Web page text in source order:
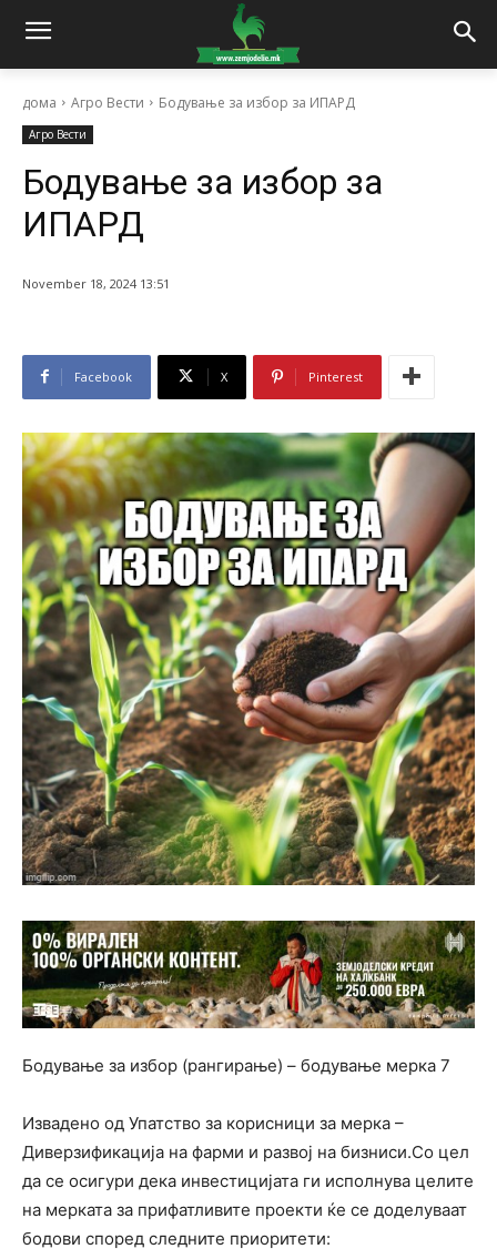
дома Агро Вести Бодување за избор за ИПАРД
Агро Вести
Бодување за избор за
ИПАРД
November 18, 2024 13:51
Facebook X Pinterest
Бодување за избор (рангирање) – бодување мерка 7
Извадено од Упатство за корисници за мерка –
Диверзификација на фарми и развој на бизниси.Со цел
да се осигури дека инвестицијата ги исполнува целите
на мерката за прифатливите проекти ќе се доделуваат
бодови според следните приоритети: